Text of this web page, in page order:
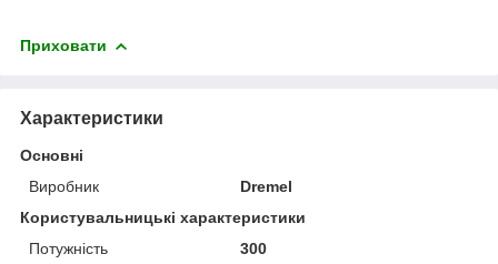
Приховати
Характеристики
Основні
Виробник
Dremel
Користувальницькі характеристики
Потужність
300